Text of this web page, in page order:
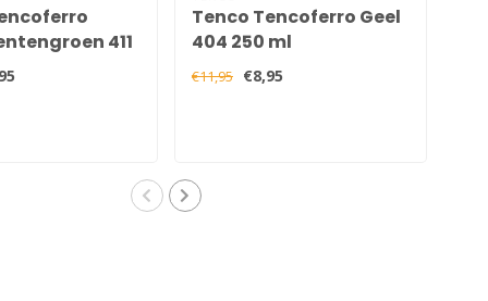
411
Tenco Tencoferro Geel
404 250 ml
€11,95 €8,95